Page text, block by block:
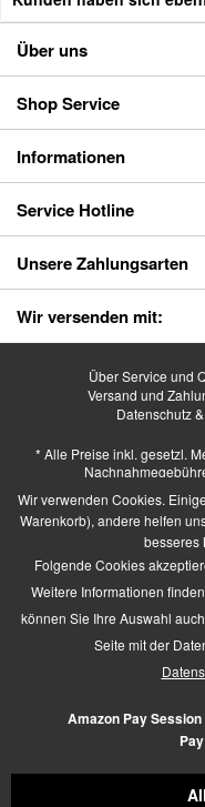
Über uns
Shop Service
Informationen
Service Hotline
Unsere Zahlungsarten
Wir versenden mit:
Über Service und
Versand und
Datenschutz
* Alle Preise inkl. gesetzl.
Higher Heels - All Rights
Wir verwenden Cookies.
Warenkorb), andere helfen
besseres
Folgende Cookies
Weitere Informationen
können Sie Ihre Auswahl
Seite mit der
Amazon Pay
Barrierefrei Hilfswerkzeuge
Kontrast +
Links hervorheben
Größerer Text
Zusätzliche Beschreibung
Navigation per Tab-Taste